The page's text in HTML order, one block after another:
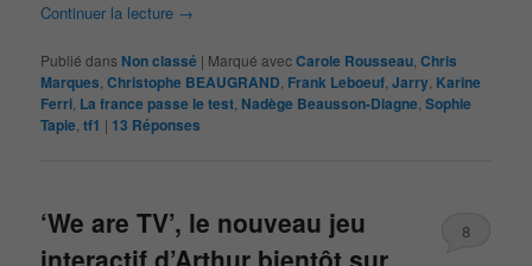
Continuer la lecture →
Publié dans Non classé | Marqué avecCarole Rousseau ,Chris
Marques ,Christophe BEAUGRAND Frank Leboeuf ,Jarry Karine
Ferri La france passe le test Nadège Beausson-Diagne ,Sophie
Tapie ,tf1 | 13 Réponses
‘We are TV’, le nouveau jeu
8